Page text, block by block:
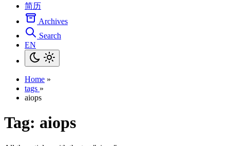
简历
Archives
Search
EN
Home »
tags »
aiops
Tag: aiops